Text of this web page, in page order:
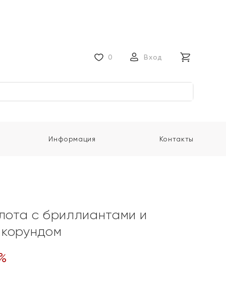
0 Вход
Информация Контакты
с бриллиантами и